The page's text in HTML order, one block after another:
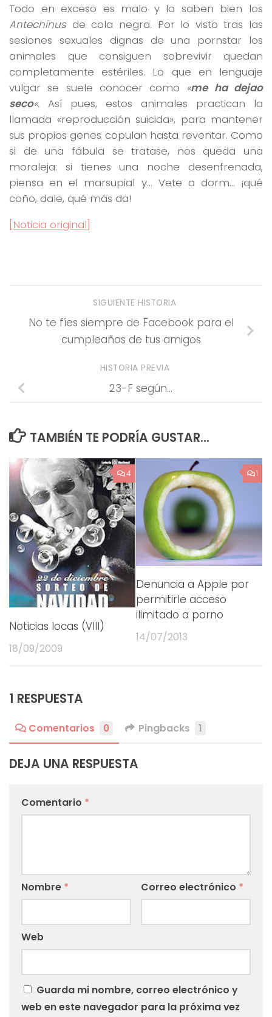
Todo en exceso es malo y lo saben bien los
Antechinus de cola negra. Por lo visto tras las
sesiones sexuales dignas de una pornstar los
animales que consiguen sobrevivir quedan
completamente estériles. Lo que en lenguaje
vulgar se suele conocer como «me ha dejao
seco«. Así pues, estos animales practican la
llamada «reproducción suicida», para mantener
sus propios genes copulan hasta reventar. Como
si de una fábula se tratase, nos queda una
moraleja: si tienes una noche desenfrenada,
piensa en el marsupial y… Vete a dorm… ¡qué
coño, dale, qué más da!
[Noticia original]
SIGUIENTE HISTORIA
No te fíes siempre de Facebook para el
cumpleaños de tus amigos
HISTORIA PREVIA
23-F según…
TAMBIÉN TE PODRÍA GUSTAR...
4
Noticias locas (VIII)
18/09/2009
1
Denuncia a Apple por
permitirle acceso
ilimitado a porno
14/07/2013
1 RESPUESTA
Comentarios 0 Pingbacks 1
DEJA UNA RESPUESTA
Comentario *
Nombre * Correo electrónico *
Web
Guarda mi nombre, correo electrónico y
web en este navegador para la próxima vez